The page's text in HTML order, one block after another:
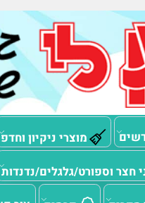
מוצרי ניקיון וחדפ
וספורט/גלגלים/נדנדות